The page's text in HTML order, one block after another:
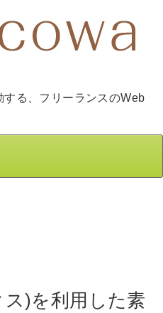
る、フリーランスのWeb
)を利用した素